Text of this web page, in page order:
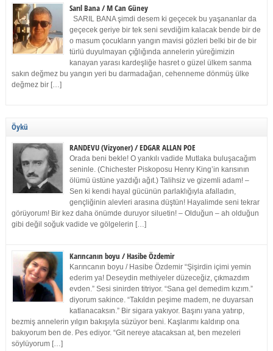
Sarıl Bana / M Can Güney
SARIL BANA şimdi desem ki geçecek bu yaşananlar da
geçecek geriye bir tek seni sevdiğim kalacak bende bir de
o masum çocukların yangın mavisi gözleri belki bir de bir
türlü duyulmayan çığlığında annelerin yüreğimizin
kanayan yarası kardeşliğe hasret o güzel ülkem sanma
sakın değmez bu yangın yeri bu darmadağan, cehenneme dönmüş ülke
değmez bir […]
Öykü
RANDEVU (Vizyoner) / EDGAR ALLAN POE
Orada beni bekle! O yankılı vadide Mutlaka buluşacağım
seninle. (Chichester Piskoposu Henry King’in karısının
ölümü üstüne yazdığı ağıt.) Talihsiz ve gizemli adam! –
Sen ki kendi hayal gücünün parlaklığıyla afalladın,
gençliğinin alevleri arasına düştün! Hayalimde seni tekrar
görüyorum! Bir kez daha önümde duruyor siluetin! – Olduğun – ah olduğun
gibi değil soğuk vadide ve gölgelerin […]
Karıncanın boyu / Hasibe Özdemir
Karıncanın boyu / Hasibe Özdemir “Şişirdin içimi yemin
ederim ya! Deseydin methiyeler düzeceğiz, çıkmazdım
evden.” Sesi sinirden titriyor. “Sana gel demedim kızım.”
diyorum sakince. “Takıldın peşime madem, ne duyarsan
katlanacaksın.” Bir sigara yakıyor. Başını yana yatırıp,
bezmiş annelerin yılgın bakışıyla süzüyor beni. Kaşlarımı kaldırıp ona
bakıyorum ben de. Pes ediyor. “Git nereye atacaksan at, ben mezeleri
söylüyorum […]